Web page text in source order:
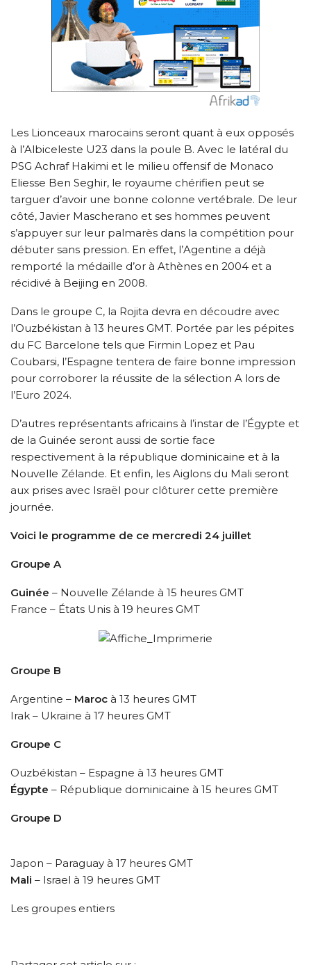
Les Lionceaux marocains seront quant à eux opposés
à l’Albiceleste U23 dans la poule B. Avec le latéral du
PSG Achraf Hakimi et le milieu offensif de Monaco
Eliesse Ben Seghir, le royaume chérifien peut se
targuer d’avoir une bonne colonne vertébrale. De leur
côté, Javier Mascherano et ses hommes peuvent
s’appuyer sur leur palmarès dans la compétition pour
débuter sans pression. En effet, l’Agentine a déjà
remporté la médaille d’or à Athènes en 2004 et a
récidivé à Beijing en 2008.
Dans le groupe C, la Rojita devra en découdre avec
l’Ouzbékistan à 13 heures GMT. Portée par les pépites
du FC Barcelone tels que Firmin Lopez et Pau
Coubarsi, l’Espagne tentera de faire bonne impression
pour corroborer la réussite de la sélection A lors de
l’Euro 2024.
D’autres représentants africains à l’instar de l’Égypte et
de la Guinée seront aussi de sortie face
respectivement à la république dominicaine et à la
Nouvelle Zélande. Et enfin, les Aiglons du Mali seront
aux prises avec Israël pour clôturer cette première
journée.
Voici le programme de ce mercredi 24 juillet
Groupe A
Guinée – Nouvelle Zélande à 15 heures GMT
France – États Unis à 19 heures GMT
Groupe B
Argentine – Maroc à 13 heures GMT
Irak – Ukraine à 17 heures GMT
Groupe C
Ouzbékistan – Espagne à 13 heures GMT
Égypte – République dominicaine à 15 heures GMT
Groupe D
Japon – Paraguay à 17 heures GMT
Mali – Israel à 19 heures GMT
Les groupes entiers